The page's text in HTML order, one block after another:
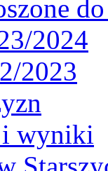
2024
2023
i wyniki